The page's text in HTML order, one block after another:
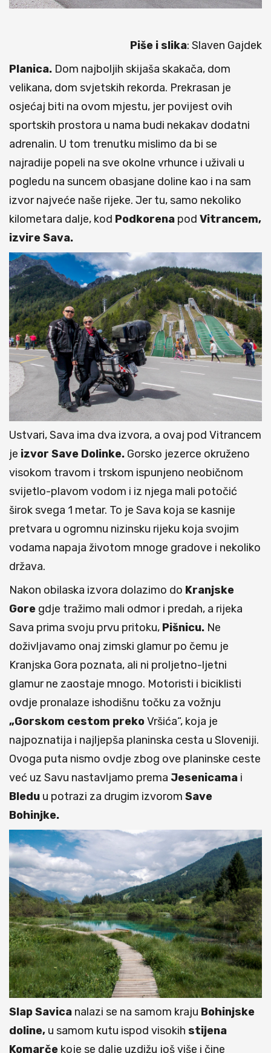
Piše i slika: Slaven Gajdek
Planica. Dom najboljih skijaša skakača, dom
velikana, dom svjetskih rekorda. Prekrasan je
osjećaj biti na ovom mjestu, jer povijest ovih
sportskih prostora u nama budi nekakav dodatni
adrenalin. U tom trenutku mislimo da bi se
najradije popeli na sve okolne vrhunce i uživali u
pogledu na suncem obasjane doline kao i na sam
izvor najveće naše rijeke. Jer tu, samo nekoliko
kilometara dalje, kod Podkorena pod Vitrancem,
izvire Sava.
Ustvari, Sava ima dva izvora, a ovaj pod Vitrancem
je izvor Save Dolinke. Gorsko jezerce okruženo
visokom travom i trskom ispunjeno neobičnom
svijetlo-plavom vodom i iz njega mali potočić
širok svega 1 metar. To je Sava koja se kasnije
pretvara u ogromnu nizinsku rijeku koja svojim
vodama napaja životom mnoge gradove i nekoliko
država.
Nakon obilaska izvora dolazimo do Kranjske
Gore gdje tražimo mali odmor i predah, a rijeka
Sava prima svoju prvu pritoku, Pišnicu. Ne
doživljavamo onaj zimski glamur po čemu je
Kranjska Gora poznata, ali ni proljetno-ljetni
glamur ne zaostaje mnogo. Motoristi i biciklisti
ovdje pronalaze ishodišnu točku za vožnju
„Gorskom cestom prekoVršića“, koja je
najpoznatija i najljepša planinska cesta u Sloveniji.
Ovoga puta nismo ovdje zbog ove planinske ceste
već uz Savu nastavljamo prema Jesenicama i
Bledu u potrazi za drugim izvorom Save
Bohinjke.
Slap Savica nalazi se na samom kraju Bohinjske
doline, u samom kutu ispod visokih stijena
Komarče koje se dalje uzdižu još više i čine